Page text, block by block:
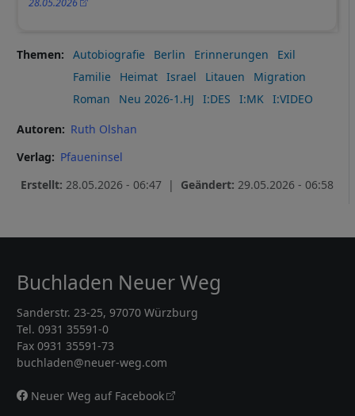
28.05.2026
Themen Autobiografie Berlin Erinnerungen
Exil
Familie
Heimat Israel Litauen
Migration
Roman
Neu 2026-1.HJ I:DES I:MK I:VIDEO
Autoren
Ruth Olshan
Verlag
Pfaueninsel
Erstellt: 28.05.2026 - 06:47 | Geändert: 29.05.2026 - 06:58
Buchladen Neuer Weg
Sanderstr. 23-25, 97070 Würzburg
Tel. 0931 35591-0
Fax 0931 35591-73
buchladen@neuer-weg.com
Neuer Weg auf Facebook